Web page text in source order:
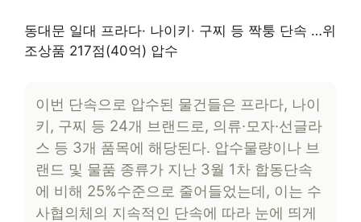
동대문 일대 프라다· 나이키· 구찌 등 짝퉁 단속 …위
조상품 217점(40억) 압수
이번 단속으로 압수된 물건들은 프라다, 나이
키, 구찌 등 24개 브랜드로, 의류·모자·선글라
스 등 3개 품목에 해당된다. 압수물량이나 브
랜드 및 물품 종류가 지난 3월 1차 합동단속
에 비해 25%수준으로 줄어들었는데, 이는 수
사협의체의 지속적인 단속에 따라 눈에 띄게